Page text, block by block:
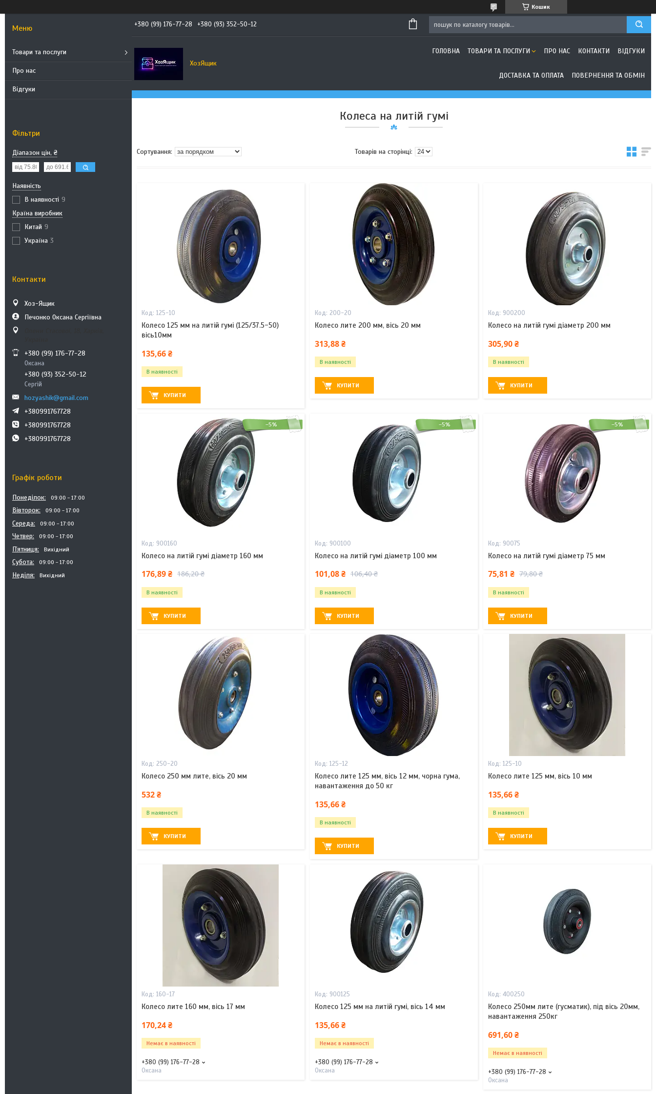
Кошик
Товари та послуги
Про нас
Відгуки
Фільтри
Діапазон цін, ₴
Наявність
В наявності 9
Країна виробник
Китай 9
Україна 3
Контакти
Хоз-Ящик
Печонко Оксана Сергіївна
+380 (99) 176-77-28
Оксана
+380 (93) 352-50-12
Сергій
hozyashik@gmail.com
+380991767728
+380991767728
+380991767728
Графік роботи
Понеділок 09:00 17:00
Вівторок 09:00 17:00
Середа 09:00 17:00
Четвер 09:00 17:00
Пʼятниця Вихідний
Субота 09:00 17:00
Неділя Вихідний
+380 (99) 176-77-28 +380 (93) 352-50-12
ХозЯщик
ГОЛОВНА ТОВАРИ ТА ПОСЛУГИ ПРО НАС КОНТАКТИ ВІДГУКИ
ДОСТАВКА ТА ОПЛАТА ПОВЕРНЕННЯ ТА ОБМІН
Колеса на литій гумі
125-10
Колесо 125 мм на литій гумі (125/37.5-50)
вісь10мм
135,66 ₴
В наявності
КУПИТИ
200-20
Колесо лите 200 мм, вісь 20 мм
313,88 ₴
В наявності
КУПИТИ
900200
Колесо на литій гумі діаметр 200 мм
305,90 ₴
В наявності
КУПИТИ
–5%
900160
Колесо на литій гумі діаметр 160 мм
176,89 ₴ 186,20 ₴
В наявності
КУПИТИ
–5%
900100
Колесо на литій гумі діаметр 100 мм
101,08 ₴ 106,40 ₴
В наявності
КУПИТИ
–5%
90075
Колесо на литій гумі діаметр 75 мм
75,81 ₴ 79,80 ₴
В наявності
КУПИТИ
250-20
Колесо 250 мм лите, вісь 20 мм
532 ₴
В наявності
КУПИТИ
125-12
Колесо литe 125 мм, вісь 12 мм, чорна гума,
навантаження до 50 кг
135,66 ₴
В наявності
КУПИТИ
125-10
Колесо лите 125 мм, вісь 10 мм
135,66 ₴
В наявності
КУПИТИ
160-17
Колесо лите 160 мм, вісь 17 мм
170,24 ₴
Немає в наявності
+380 (99) 176-77-28
Оксана
900125
Колесо 125 мм на литій гумі, вісь 14 мм
135,66 ₴
Немає в наявності
+380 (99) 176-77-28
Оксана
400250
Колесо 250мм лите (гусматик), під вісь 20мм,
навантаження 250кг
691,60 ₴
Немає в наявності
+380 (99) 176-77-28
Оксана